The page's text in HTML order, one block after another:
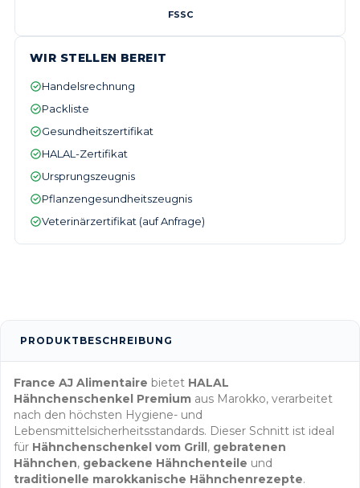
FSSC
WIR STELLEN BEREIT
Handelsrechnung
Packliste
Gesundheitszertifikat
HALAL-Zertifikat
Ursprungszeugnis
Pflanzengesundheitszeugnis
Veterinärzertifikat (auf Anfrage)
PRODUKTBESCHREIBUNG
France AJ Alimentaire bietet HALAL
Hähnchenschenkel Premium aus Marokko, verarbeitet
nach den höchsten Hygiene- und
Lebensmittelsicherheitsstandards. Dieser Schnitt ist ideal
für Hähnchenschenkel vom Grill , gebratenen
Hähnchen, gebackene Hähnchenteile und
traditionelle marokkanische Hähnchenrezepte.